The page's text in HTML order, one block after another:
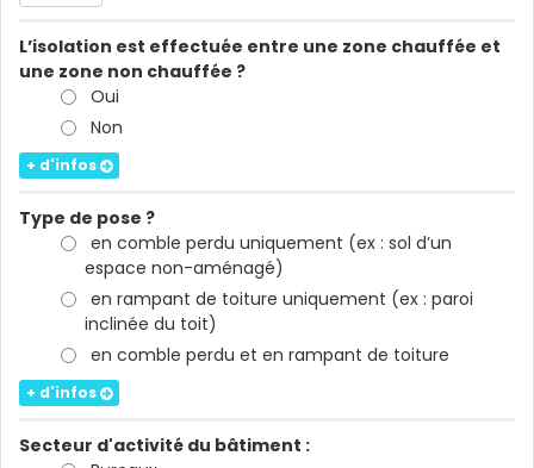
L’isolation est effectuée entre une zone chauffée et
une zone non chauffée ?
Oui
Non
+ d'infos
Type de pose ?
en comble perdu uniquement (ex : sol d’un
espace non-aménagé)
en rampant de toiture uniquement (ex : paroi
inclinée du toit)
en comble perdu et en rampant de toiture
+ d'infos
Secteur d'activité du bâtiment :